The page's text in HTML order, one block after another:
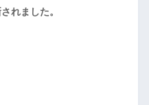
れました。